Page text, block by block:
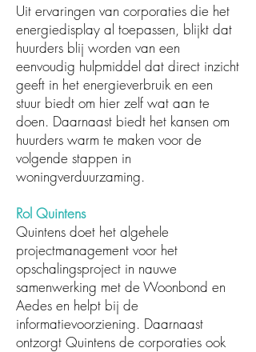
Uit ervaringen van corporaties die het
energiedisplay al toepassen, blijkt dat
huurders blij worden van een
eenvoudig hulpmiddel dat direct inzicht
geeft in het energieverbruik en een
stuur biedt om hier zelf wat aan te
doen. Daarnaast biedt het kansen om
huurders warm te maken voor de
volgende stappen in
woningverduurzaming.
Rol Quintens
Quintens doet het algehele
projectmanagement voor het
opschalingsproject in nauwe
samenwerking met de Woonbond en
Aedes en helpt bij de
informatievoorziening. Daarnaast
ontzorgt Quintens de corporaties ook